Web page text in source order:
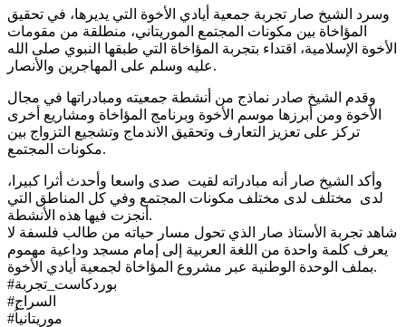
وسرد الشيخ صار تجربة جمعية أيادي الأخوة التي يديرها، في تحقيق
المؤاخاة بين مكونات المجتمع الموريتاني، منطلقة من مقومات
الأخوة الإسلامية، اقتداء بتجربة المؤاخاة التي طبقها النبوي صلى الله
عليه وسلم على المهاجرين والأنصار.
وقدم الشيخ صادر نماذج من أنشطة جمعيته ومبادراتها في مجال
الأخوة ومن أبرزها موسم الأخوة وبرنامج المؤاخاة ومشاريع أخرى
تركز على تعزيز التعارف وتحقيق الاندماج وتشجيع التزواج بين
مكونات المجتمع.
وأكد الشيخ صار أنه مبادراته لقيت صدى واسعا وأحدث أثرا كبيرا،
لدى مختلف لدى مختلف مكونات المجتمع وفي كل المناطق التي
أنجزت فيها هذه الأنشطة.
شاهد تجربة الأستاذ صار الذي تحول مسار حياته من طالب فلسفة لا
يعرف كلمة واحدة من اللغة العربية إلى إمام مسجد وداعية مهموم
بملف الوحدة الوطنية عبر مشروع المؤاخاة لجمعية أيادي الأخوة.
#بوردكاست_تجربة
#السراج
#موريتانياُ